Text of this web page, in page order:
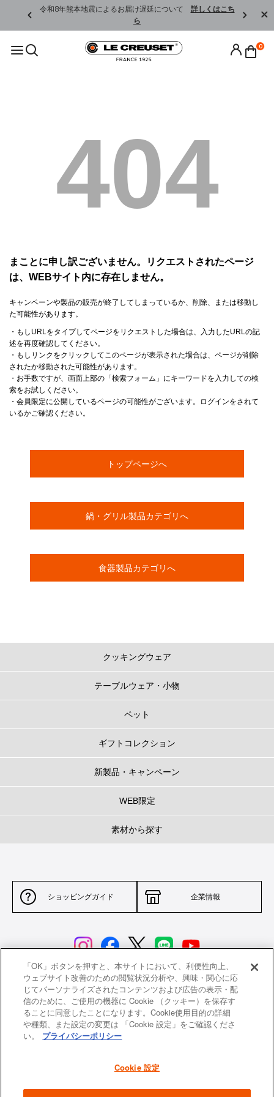
令和8年熊本地震によるお届け遅延について 詳しくはこち
ら
0
404
まことに申し訳ございません。リクエストされたページ
は、WEBサイト内に存在しません。
キャンペーンや製品の販売が終了してしまっているか、削除、または移動し
た可能性があります。
・もしURLをタイプしてページをリクエストした場合は、入力したURLの記
述を再度確認してください。
・もしリンクをクリックしてこのページが表示された場合は、ページが削除
されたか移動された可能性があります。
・お手数ですが、画面上部の「検索フォーム」にキーワードを入力しての検
索をお試しください。
・会員限定に公開しているページの可能性がございます。ログインをされて
いるかご確認ください。
トップページへ
鍋・グリル製品カテゴリへ
食器製品カテゴリへ
クッキングウェア
テーブルウェア・小物
ペット
ギフトコレクション
新製品・キャンペーン
WEB限定
素材から探す
ショッピングガイド 企業情報
サイトポリシー 特定商取引法に基づく表示
並行輸入品について 個人情報保護方針
返品について
よくあるご質問 お問い合わせ
「OK」ボタンを押すと、本サイトにおいて、利便性向上、
ウェブサイト改善のための閲覧状況分析や、興味・関心に応
じてパーソナライズされたコンテンツおよび広告の表示・配
信のために、ご使用の機器に Cookie （クッキー）を保存す
ることに同意したことになります。Cookie使用目的の詳細
や種類、また設定の変更は 「Cookie 設定」をご確認くださ
い。
プライバシーポリシー
Cookie 設定